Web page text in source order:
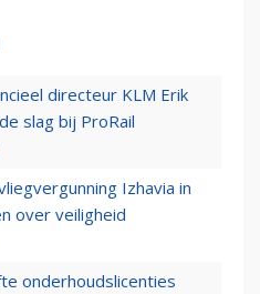
directeur KLM Erik
slag bij ProRail
Izhavia in
over veiligheid
onderhoudslicenties